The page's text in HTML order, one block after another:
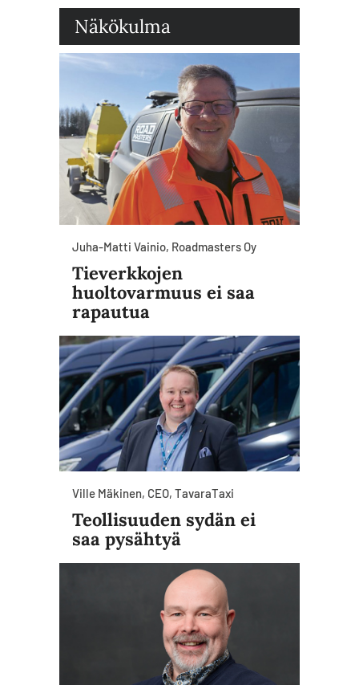
Näkökulma
Juha-Matti Vainio, Roadmasters Oy
Tieverkkojen
huoltovarmuus ei saa
rapautua
Ville Mäkinen, CEO, TavaraTaxi
Teollisuuden sydän ei
saa pysähtyä